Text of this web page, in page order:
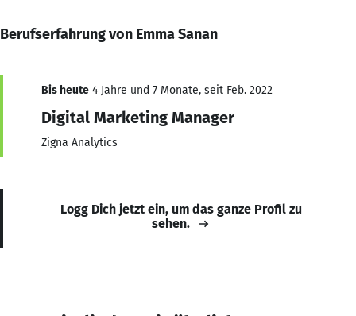
Berufserfahrung von Emma Sanan
Bis heute 4 Jahre und 7 Monate, seit Feb. 2022
Digital Marketing Manager
Zigna Analytics
Logg Dich jetzt ein, um das ganze Profil zu
sehen.